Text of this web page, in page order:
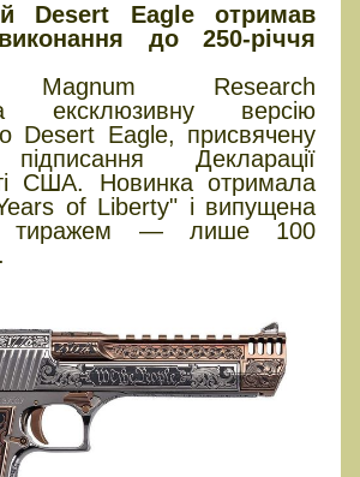
Desert Eagle отримав
до 250-річчя
Magnum Research
ексклюзивну версію
Desert Eagle, присвячену
Декларації
США. Новинка отримала
of Liberty" і випущена
тиражем — лише 100